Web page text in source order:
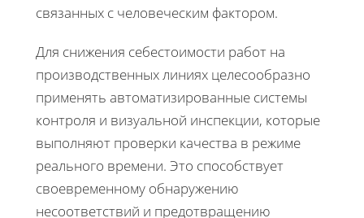
связанных с человеческим фактором.
Для снижения себестоимости работ на
производственных линиях целесообразно
применять автоматизированные системы
контроля и визуальной инспекции, которые
выполняют проверки качества в режиме
реального времени. Это способствует
своевременному обнаружению
несоответствий и предотвращению